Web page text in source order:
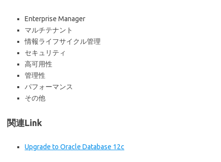
Enterprise Manager
マルチテナント
情報ライフサイクル管理
セキュリティ
高可用性
管理性
パフォーマンス
その他
関連Link
Upgrade to Oracle Database 12c